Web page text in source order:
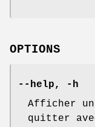
OPTIONS
--help,
-h
Afficher un
quitter